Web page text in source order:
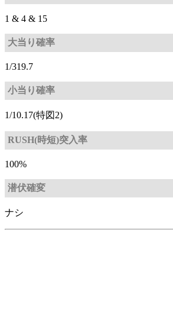
1 & 4 & 15
大当り確率
1/319.7
小当り確率
1/10.17(特図2)
RUSH(時短)突入率
100%
潜伏確変
ナシ